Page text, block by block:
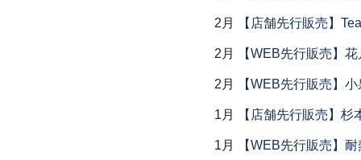
2月 【店舗先行販売】
2月 【WEB先行販売】
2月 【WEB先行販売】
1月 【店舗先行販売】
1月 【WEB先行販売】